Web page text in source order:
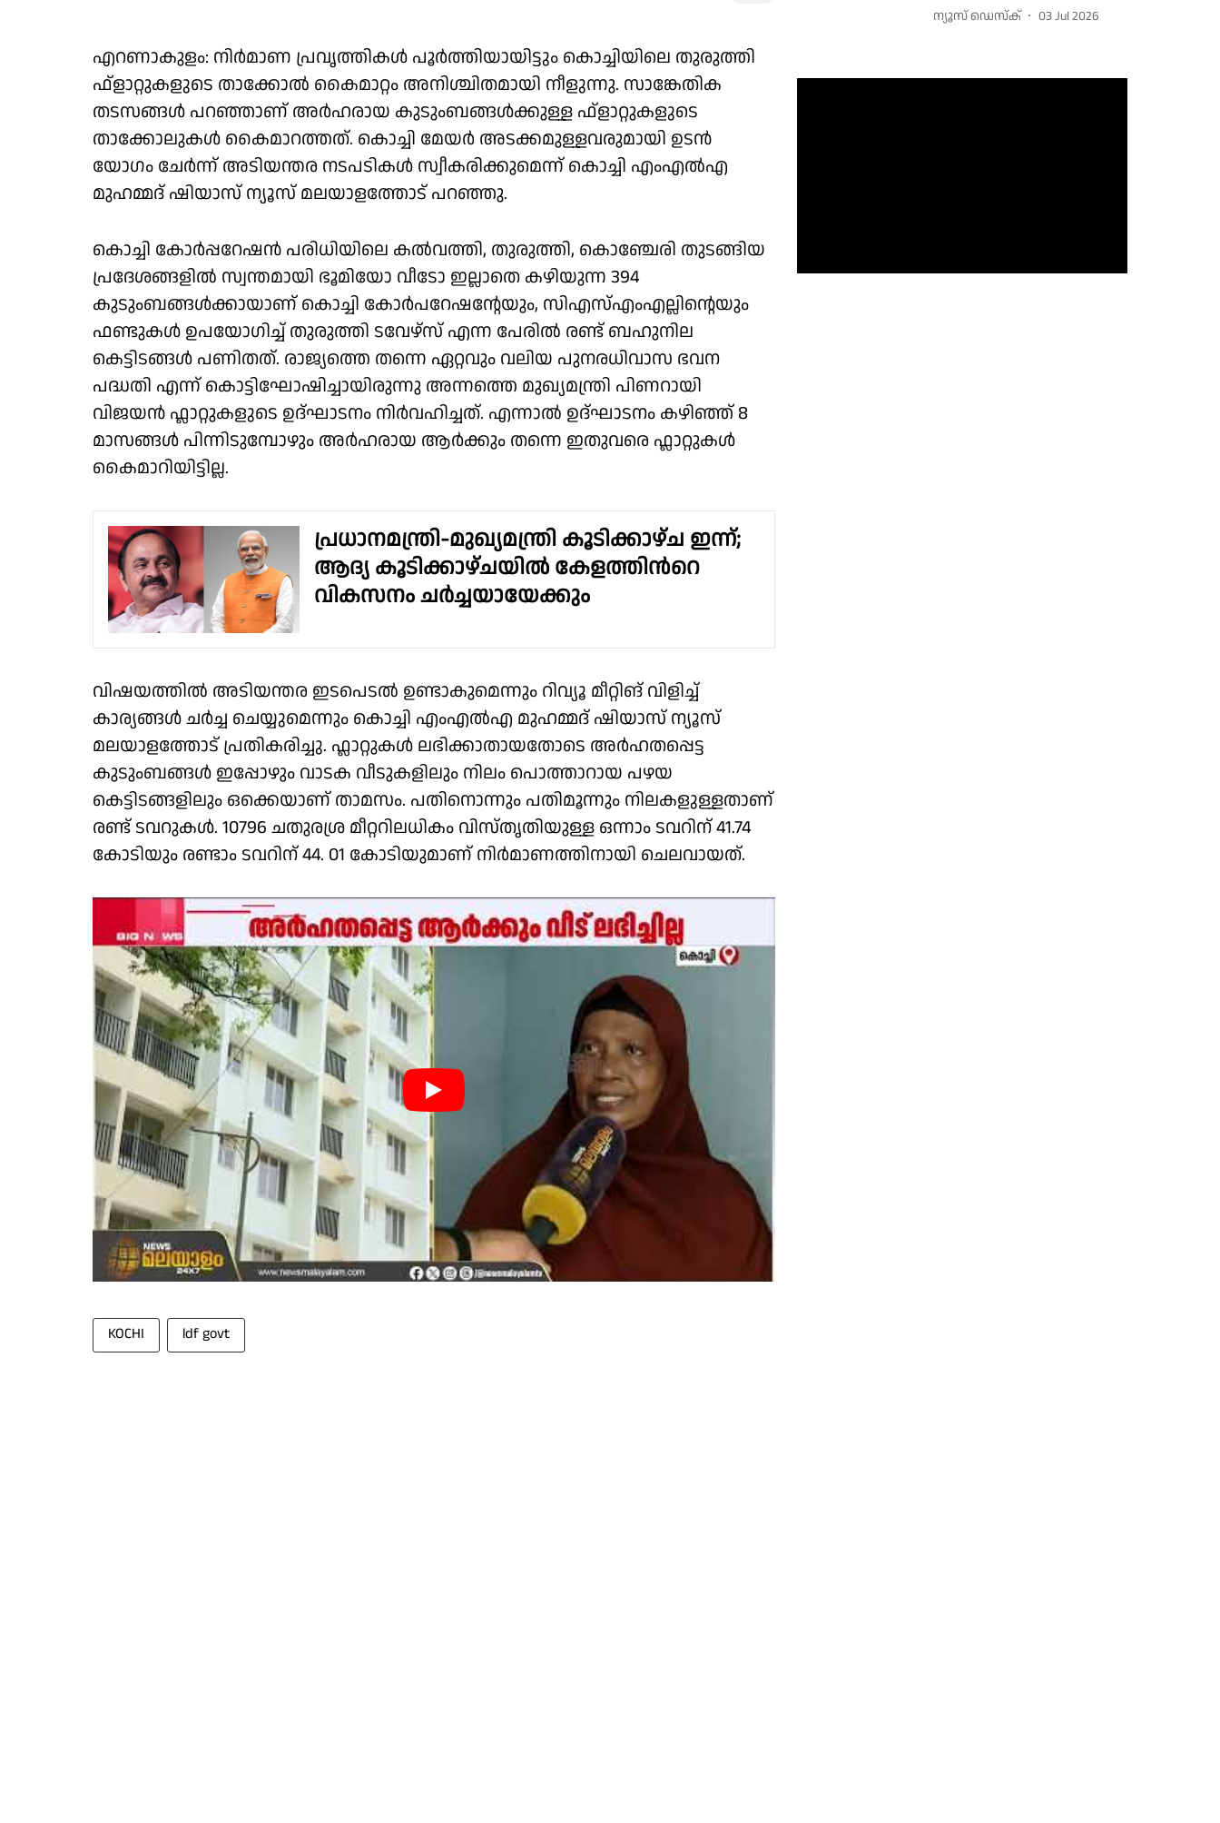
എറണാകുളം: നിർമാണ പ്രവൃത്തികൾ പൂർത്തിയായിട്ടും കൊച്ചിയിലെ തുരുത്തി
ഫ്ളാറ്റുകളുടെ താക്കോൽ കൈമാറ്റം അനിശ്ചിതമായി നീളുന്നു. സാങ്കേതിക
തടസങ്ങൾ പറഞ്ഞാണ് അർഹരായ കുടുംബങ്ങൾക്കുള്ള ഫ്ളാറ്റുകളുടെ
താക്കോലുകൾ കൈമാറത്തത്. കൊച്ചി മേയർ അടക്കമുള്ളവരുമായി ഉടൻ
യോഗം ചേർന്ന് അടിയന്തര നടപടികൾ സ്വീകരിക്കുമെന്ന് കൊച്ചി എംഎൽഎ
മുഹമ്മദ് ഷിയാസ് ന്യൂസ് മലയാളത്തോട് പറഞ്ഞു.
കൊച്ചി കോർപ്പറേഷൻ പരിധിയിലെ കൽവത്തി, തുരുത്തി, കൊഞ്ചേരി തുടങ്ങിയ
പ്രദേശങ്ങളിൽ സ്വന്തമായി ഭൂമിയോ വീടോ ഇല്ലാതെ കഴിയുന്ന 394
കുടുംബങ്ങൾക്കായാണ് കൊച്ചി കോർപറേഷൻ്റേയും, സിഎസ്എംഎല്ലിൻ്റെയും
ഫണ്ടുകൾ ഉപയോഗിച്ച് തുരുത്തി ടവേഴ്സ് എന്ന പേരിൽ രണ്ട് ബഹുനില
കെട്ടിടങ്ങൾ പണിതത്. രാജ്യത്തെ തന്നെ ഏറ്റവും വലിയ പുനരധിവാസ ഭവന
പദ്ധതി എന്ന് കൊട്ടിഘോഷിച്ചായിരുന്നു അന്നത്തെ മുഖ്യമന്ത്രി പിണറായി
വിജയൻ ഫ്ലാറ്റുകളുടെ ഉദ്ഘാടനം നിർവഹിച്ചത്. എന്നാൽ ഉദ്ഘാടനം കഴിഞ്ഞ് 8
മാസങ്ങൾ പിന്നിടുമ്പോഴും അർഹരായ ആർക്കും തന്നെ ഇതുവരെ ഫ്ലാറ്റുകൾ
കൈമാറിയിട്ടില്ല.
പ്രധാനമന്ത്രി-മുഖ്യമന്ത്രി കൂടിക്കാഴ്ച ഇന്ന്;
ആദ്യ കൂടിക്കാഴ്ചയിൽ കേളത്തിന്‍റെ
വികസനം ചർച്ചയായേക്കും
വിഷയത്തിൽ അടിയന്തര ഇടപെടൽ ഉണ്ടാകുമെന്നും റിവ്യൂ മീറ്റിങ് വിളിച്ച്
കാര്യങ്ങൾ ചർച്ച ചെയ്യുമെന്നും കൊച്ചി എംഎൽഎ മുഹമ്മദ് ഷിയാസ് ന്യൂസ്
മലയാളത്തോട് പ്രതികരിച്ചു. ഫ്ലാറ്റുകൾ ലഭിക്കാതായതോടെ അർഹതപ്പെട്ട
കുടുംബങ്ങൾ ഇപ്പോഴും വാടക വീടുകളിലും നിലം പൊത്താറായ പഴയ
കെട്ടിടങ്ങളിലും ഒക്കെയാണ് താമസം. പതിനൊന്നും പതിമൂന്നും നിലകളുള്ളതാണ്
രണ്ട് ടവറുകൾ. 10796 ചതുരശ്ര മീറ്ററിലധികം വിസ്തൃതിയുള്ള ഒന്നാം ടവറിന് 41.74
കോടിയും രണ്ടാം ടവറിന് 44. 01 കോടിയുമാണ് നിർമാണത്തിനായി ചെലവായത്.
KOCHI ldf govt
ന്യൂസ് ഡെസ്ക് 03 Jul 2026